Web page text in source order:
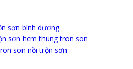
sơn bình dương
sơn hcm thung tron son
son nồi trộn sơn